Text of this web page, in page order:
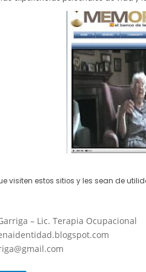
visiten estos sitios y les sean de
– Lic. Terapia Ocupacional